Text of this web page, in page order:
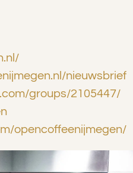
nieuwsbrief
groups/2105447/
opencoffeenijmegen/